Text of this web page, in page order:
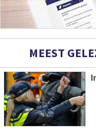
MEEST